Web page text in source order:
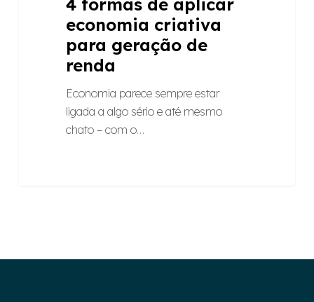
4 formas de aplicar
economia criativa
para geração de
renda
Economia parece sempre estar
ligada a algo sério e até mesmo
chato – com o…